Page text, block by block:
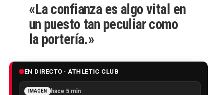
«La confianza es algo vital en
un puesto tan peculiar como
la portería.»
EN DIRECTO · ATHLETIC CLUB
IMAGEN hace 5 min